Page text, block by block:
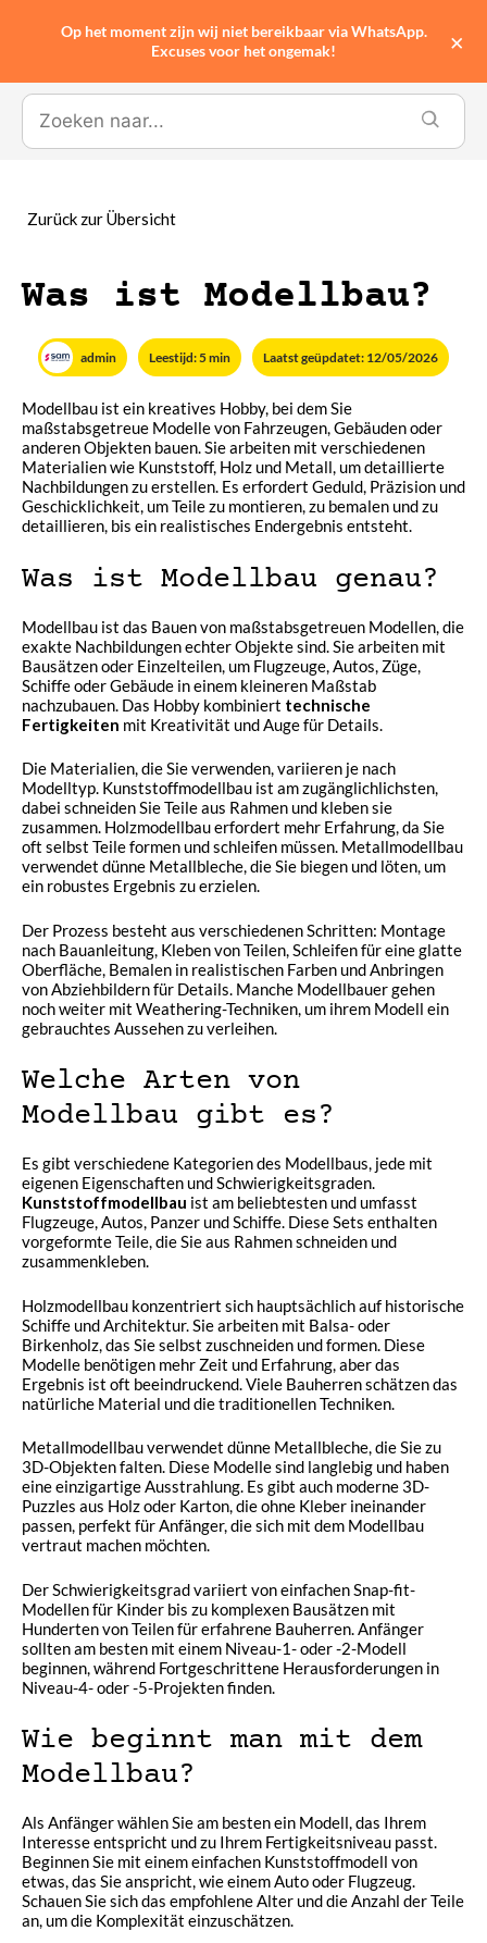
Was ist Modellbau?
admin Leestijd: 5 min Laatst geüpdatet: 12/05/2026
Modellbau ist ein kreatives Hobby, bei dem Sie
maßstabsgetreue Modelle von Fahrzeugen, Gebäuden oder
anderen Objekten bauen. Sie arbeiten mit verschiedenen
Materialien wie Kunststoff, Holz und Metall, um detaillierte
Nachbildungen zu erstellen. Es erfordert Geduld, Präzision und
Geschicklichkeit, um Teile zu montieren, zu bemalen und zu
detaillieren, bis ein realistisches Endergebnis entsteht.
Was ist Modellbau genau?
Modellbau ist das Bauen von maßstabsgetreuen Modellen, die
exakte Nachbildungen echter Objekte sind. Sie arbeiten mit
Bausätzen oder Einzelteilen, um Flugzeuge, Autos, Züge,
Schiffe oder Gebäude in einem kleineren Maßstab
nachzubauen. Das Hobby kombiniert technische
Fertigkeiten mit Kreativität und Auge für Details.
Die Materialien, die Sie verwenden, variieren je nach
Modelltyp. Kunststoffmodellbau ist am zugänglichlichsten,
dabei schneiden Sie Teile aus Rahmen und kleben sie
zusammen. Holzmodellbau erfordert mehr Erfahrung, da Sie
oft selbst Teile formen und schleifen müssen. Metallmodellbau
verwendet dünne Metallbleche, die Sie biegen und löten, um
ein robustes Ergebnis zu erzielen.
Der Prozess besteht aus verschiedenen Schritten: Montage
nach Bauanleitung, Kleben von Teilen, Schleifen für eine glatte
Oberfläche, Bemalen in realistischen Farben und Anbringen
von Abziehbildern für Details. Manche Modellbauer gehen
noch weiter mit Weathering-Techniken, um ihrem Modell ein
gebrauchtes Aussehen zu verleihen.
Welche Arten von
Modellbau gibt es?
Es gibt verschiedene Kategorien des Modellbaus, jede mit
eigenen Eigenschaften und Schwierigkeitsgraden.
Kunststoffmodellbau ist am beliebtesten und umfasst
Flugzeuge, Autos, Panzer und Schiffe. Diese Sets enthalten
vorgeformte Teile, die Sie aus Rahmen schneiden und
zusammenkleben.
Holzmodellbau konzentriert sich hauptsächlich auf historische
Schiffe und Architektur. Sie arbeiten mit Balsa- oder
Birkenholz, das Sie selbst zuschneiden und formen. Diese
Modelle benötigen mehr Zeit und Erfahrung, aber das
Ergebnis ist oft beeindruckend. Viele Bauherren schätzen das
natürliche Material und die traditionellen Techniken.
Metallmodellbau verwendet dünne Metallbleche, die Sie zu
3D-Objekten falten. Diese Modelle sind langlebig und haben
eine einzigartige Ausstrahlung. Es gibt auch moderne 3D-
Puzzles aus Holz oder Karton, die ohne Kleber ineinander
passen, perfekt für Anfänger, die sich mit dem Modellbau
vertraut machen möchten.
Der Schwierigkeitsgrad variiert von einfachen Snap-fit-
Modellen für Kinder bis zu komplexen Bausätzen mit
Hunderten von Teilen für erfahrene Bauherren. Anfänger
sollten am besten mit einem Niveau-1- oder -2-Modell
beginnen, während Fortgeschrittene Herausforderungen in
Niveau-4- oder -5-Projekten finden.
Wie beginnt man mit dem
Modellbau?
Als Anfänger wählen Sie am besten ein Modell, das Ihrem
Interesse entspricht und zu Ihrem Fertigkeitsniveau passt.
Beginnen Sie mit einem einfachen Kunststoffmodell von
etwas, das Sie anspricht, wie einem Auto oder Flugzeug.
Schauen Sie sich das empfohlene Alter und die Anzahl der Teile
an, um die Komplexität einzuschätzen.
Op het moment zijn wij niet bereikbaar via WhatsApp.
Excuses voor het ongemak!
×